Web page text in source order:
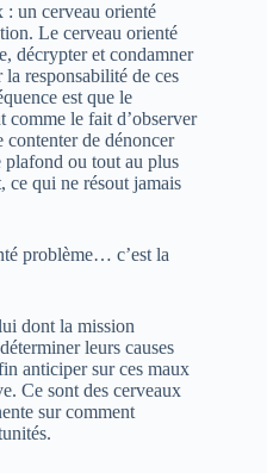
: un cerveau orienté
Le cerveau orienté
décrypter et condamner
responsabilité de ces
est que le
comme le fait d’observer
contenter de dénoncer
plafond ou tout au plus
ce qui ne résout jamais
problème… c’est la
dont la mission
leurs causes
anticiper sur ces maux
Ce sont des cerveaux
sur comment